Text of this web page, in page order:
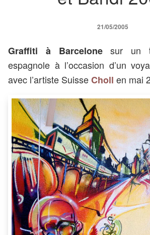
21/05/2005
Graffiti à Barcelonesur un
espagnole à l’occasion d’un
avec l’artiste SuisseCholl en mai